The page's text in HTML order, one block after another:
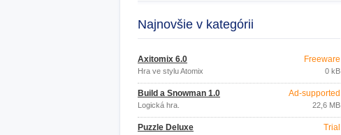
Najnovšie v kategórii
Axitomix 6.0
Hra ve stylu Atomix
Freeware
0 kB
Build a Snowman 1.0
Logická hra.
Ad-supported
22,6 MB
Puzzle Deluxe Trial